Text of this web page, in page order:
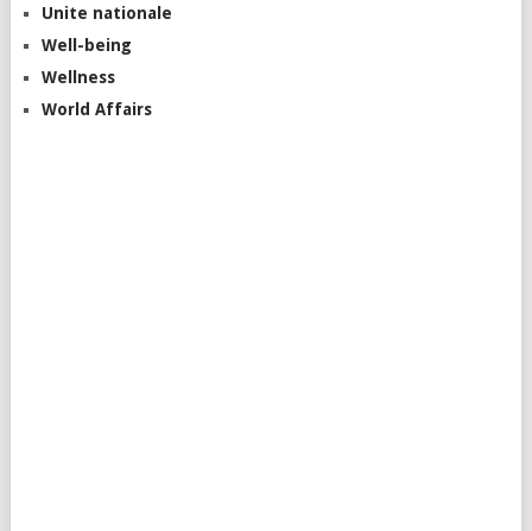
Unite nationale
Well-being
Wellness
World Affairs